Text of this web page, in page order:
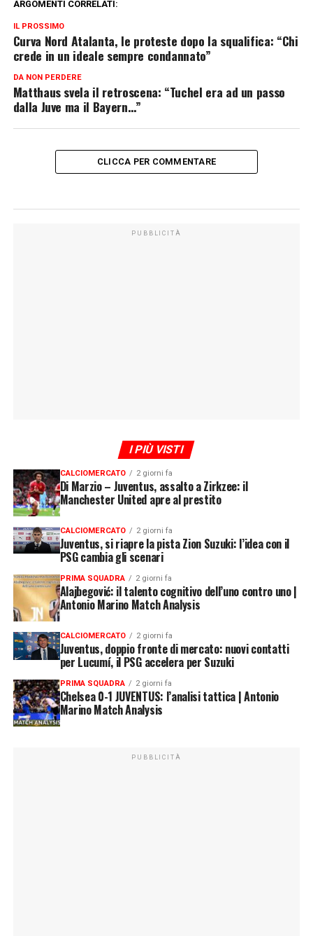
ARGOMENTI CORRELATI:
IL PROSSIMO
Curva Nord Atalanta, le proteste dopo la squalifica: “Chi
crede in un ideale sempre condannato”
DA NON PERDERE
Matthaus svela il retroscena: “Tuchel era ad un passo
dalla Juve ma il Bayern…”
CLICCA PER COMMENTARE
PUBBLICITÀ
I PIÙ VISTI
CALCIOMERCATO 2 giorni fa
Di Marzio – Juventus, assalto a Zirkzee: il
Manchester United apre al prestito
CALCIOMERCATO 2 giorni fa
Juventus, si riapre la pista Zion Suzuki: l’idea con il
PSG cambia gli scenari
PRIMA SQUADRA 2 giorni fa
Alajbegović: il talento cognitivo dell’uno contro uno |
Antonio Marino Match Analysis
CALCIOMERCATO 2 giorni fa
Juventus, doppio fronte di mercato: nuovi contatti
per Lucumí, il PSG accelera per Suzuki
PRIMA SQUADRA 2 giorni fa
Chelsea 0-1 JUVENTUS: l’analisi tattica | Antonio
Marino Match Analysis
PUBBLICITÀ